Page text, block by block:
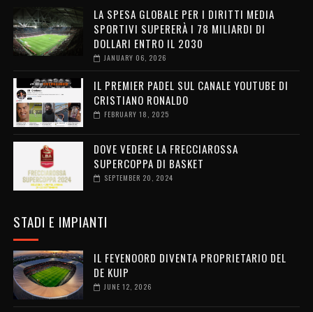
LA SPESA GLOBALE PER I DIRITTI MEDIA
SPORTIVI SUPERERÀ I 78 MILIARDI DI
DOLLARI ENTRO IL 2030
JANUARY 06, 2026
IL PREMIER PADEL SUL CANALE YOUTUBE DI
CRISTIANO RONALDO
FEBRUARY 18, 2025
DOVE VEDERE LA FRECCIAROSSA
SUPERCOPPA DI BASKET
SEPTEMBER 20, 2024
STADI E IMPIANTI
IL FEYENOORD DIVENTA PROPRIETARIO DEL
DE KUIP
JUNE 12, 2026